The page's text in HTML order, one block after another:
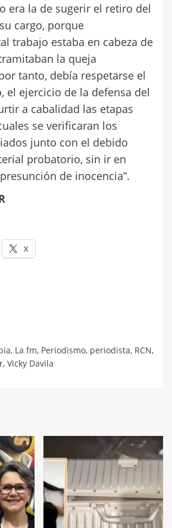
era la de sugerir el retiro del
cargo, porque
trabajo estaba en cabeza de
la queja
tanto, debía respetarse el
el ejercicio de la defensa del
a cabalidad las etapas
se verificaran los
junto con el debido
probatorio, sin ir en
de inocencia”.
X
, La fm, Periodismo, periodista, RCN,
, Vicky Davila